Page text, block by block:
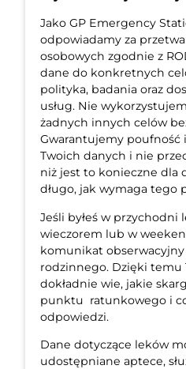
Jako GP Emergency
odpowiadamy za
osobowych zgodnie z
dane do konkretnych
polityka, badania oraz
usług. Nie
żadnych innych celów
Gwarantujemy poufność
Twoich danych i nie
niż jest to konieczne dla
długo, jak wymaga tego
Jeśli byłeś w przychodni
wieczorem lub w
komunikat obserwacyjny
rodzinnego. Dzięki temu
dokładnie wie, jakie
punktu ratunkowego i
odpowiedzi.
Dane dotyczące leków
udostępniane aptece,